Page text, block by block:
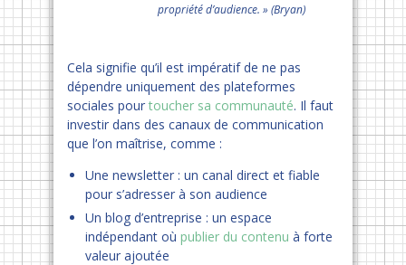
propriété d’audience. » (Bryan)
Cela signifie qu’il est impératif de ne pas
dépendre uniquement des plateformes
sociales pour toucher sa communauté. Il faut
investir dans des canaux de communication
que l’on maîtrise, comme :
Une newsletter : un canal direct et fiable
pour s’adresser à son audience
Un blog d’entreprise : un espace
indépendant où publier du contenu à forte
valeur ajoutée